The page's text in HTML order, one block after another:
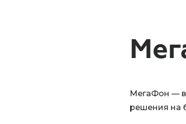
МегаФон —
решения на